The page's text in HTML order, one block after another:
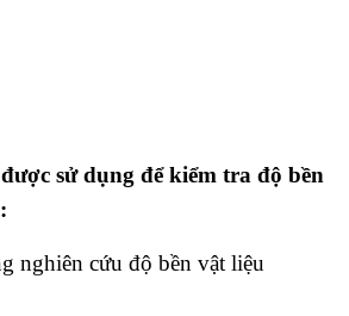
sử dụng để kiểm tra độ bền
cứu độ bền vật liệu